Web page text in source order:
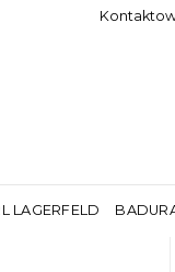
LAGERFELD